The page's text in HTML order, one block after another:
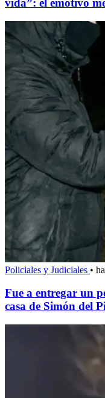
vida”: el emotivo
Policiales y Judiciales •
Fue a entregar un
casa de Simón del